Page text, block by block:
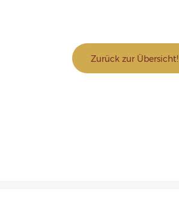
Zurück zur Übersicht!